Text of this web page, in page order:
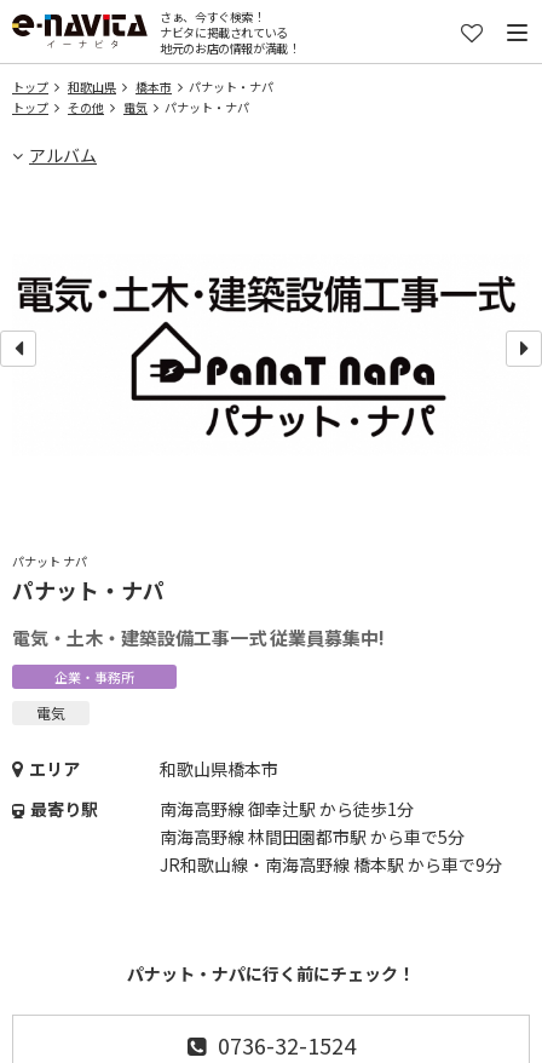
さぁ、今すぐ検索！
ナビタに掲載されている
地元のお店の情報が満載！
トップ 和歌山県 橋本市
パナット・ナパ
トップ
その他 電気 パナット・ナパ
アルバム
パナット ナパ
パナット・ナパ
電気・土木・建築設備工事一式 従業員募集中!
企業・事務所
電気
エリア
和歌山県橋本市
最寄り駅
南海高野線 御幸辻駅 から徒歩1分
南海高野線 林間田園都市駅 から車で5分
JR和歌山線・南海高野線 橋本駅 から車で9分
パナット・ナパに行く前にチェック！
0736-32-1524